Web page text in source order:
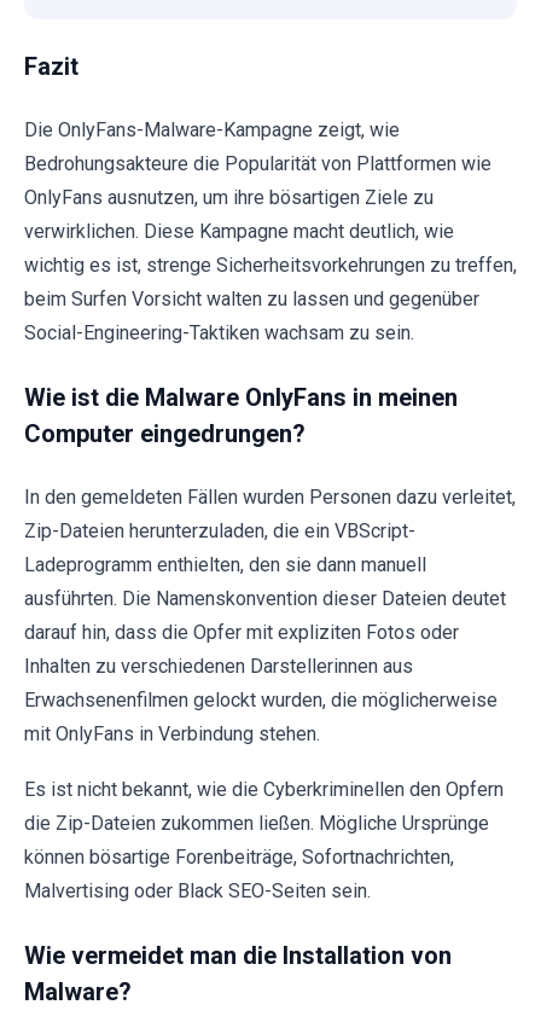
Fazit
Die OnlyFans-Malware-Kampagne zeigt, wie
Bedrohungsakteure die Popularität von Plattformen wie
OnlyFans ausnutzen, um ihre bösartigen Ziele zu
verwirklichen. Diese Kampagne macht deutlich, wie
wichtig es ist, strenge Sicherheitsvorkehrungen zu treffen,
beim Surfen Vorsicht walten zu lassen und gegenüber
Social-Engineering-Taktiken wachsam zu sein.
Wie ist die Malware OnlyFans in meinen
Computer eingedrungen?
In den gemeldeten Fällen wurden Personen dazu verleitet,
Zip-Dateien herunterzuladen, die ein VBScript-
Ladeprogramm enthielten, den sie dann manuell
ausführten. Die Namenskonvention dieser Dateien deutet
darauf hin, dass die Opfer mit expliziten Fotos oder
Inhalten zu verschiedenen Darstellerinnen aus
Erwachsenenfilmen gelockt wurden, die möglicherweise
mit OnlyFans in Verbindung stehen.
Es ist nicht bekannt, wie die Cyberkriminellen den Opfern
die Zip-Dateien zukommen ließen. Mögliche Ursprünge
können bösartige Forenbeiträge, Sofortnachrichten,
Malvertising oder Black SEO-Seiten sein.
Wie vermeidet man die Installation von
Malware?